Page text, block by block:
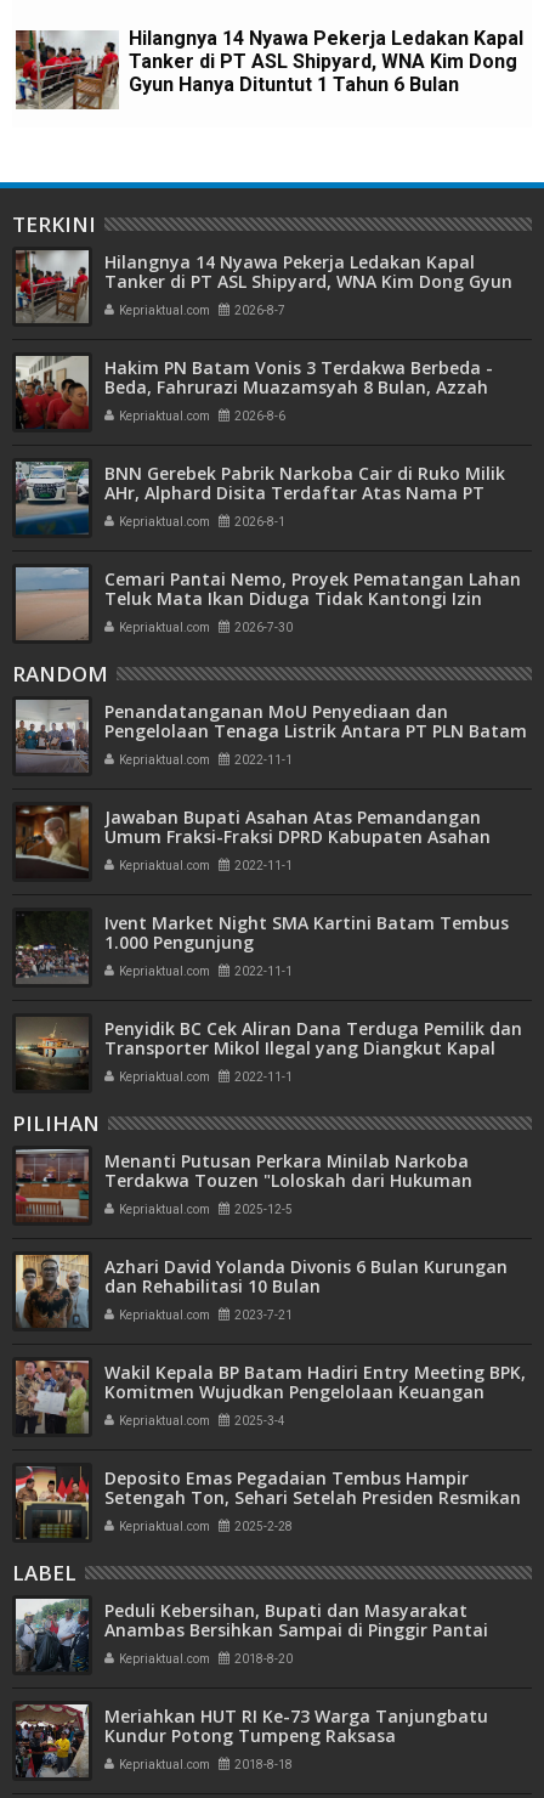
Hilangnya 14 Nyawa Pekerja Ledakan Kapal
Tanker di PT ASL Shipyard, WNA Kim Dong
Gyun Hanya Dituntut 1 Tahun 6 Bulan
TERKINI
Hilangnya 14 Nyawa Pekerja Ledakan Kapal
Tanker di PT ASL Shipyard, WNA Kim Dong Gyun
Hanya Dituntut 1 Tahun 6 Bulan
Kepriaktual.com 2026-8-7
Hakim PN Batam Vonis 3 Terdakwa Berbeda -
Beda, Fahrurazi Muazamsyah 8 Bulan, Azzah
Azzurah dan Risma Divonis 2 Tahun 6 Bulan
Kepriaktual.com 2026-8-6
BNN Gerebek Pabrik Narkoba Cair di Ruko Milik
AHr, Alphard Disita Terdaftar Atas Nama PT
Mitra Usaha Properti
Kepriaktual.com 2026-8-1
Cemari Pantai Nemo, Proyek Pematangan Lahan
Teluk Mata Ikan Diduga Tidak Kantongi Izin
Amdal
Kepriaktual.com 2026-7-30
RANDOM
Penandatanganan MoU Penyediaan dan
Pengelolaan Tenaga Listrik Antara PT PLN Batam
dan PT Tamarin
Kepriaktual.com 2022-11-1
Jawaban Bupati Asahan Atas Pemandangan
Umum Fraksi-Fraksi DPRD Kabupaten Asahan
Kepriaktual.com 2022-11-1
Ivent Market Night SMA Kartini Batam Tembus
1.000 Pengunjung
Kepriaktual.com 2022-11-1
Penyidik BC Cek Aliran Dana Terduga Pemilik dan
Transporter Mikol Ilegal yang Diangkut Kapal
dari Singapura
Kepriaktual.com 2022-11-1
PILIHAN
Menanti Putusan Perkara Minilab Narkoba
Terdakwa Touzen "Loloskah dari Hukuman
Seumur Hidup atau Mati"
Kepriaktual.com 2025-12-5
Azhari David Yolanda Divonis 6 Bulan Kurungan
dan Rehabilitasi 10 Bulan
Kepriaktual.com 2023-7-21
Wakil Kepala BP Batam Hadiri Entry Meeting BPK,
Komitmen Wujudkan Pengelolaan Keuangan
Transparan dan Akuntabel
Kepriaktual.com 2025-3-4
Deposito Emas Pegadaian Tembus Hampir
Setengah Ton, Sehari Setelah Presiden Resmikan
Bank Emas
Kepriaktual.com 2025-2-28
LABEL
Peduli Kebersihan, Bupati dan Masyarakat
Anambas Bersihkan Sampai di Pinggir Pantai
Kepriaktual.com 2018-8-20
Meriahkan HUT RI Ke-73 Warga Tanjungbatu
Kundur Potong Tumpeng Raksasa
Kepriaktual.com 2018-8-18